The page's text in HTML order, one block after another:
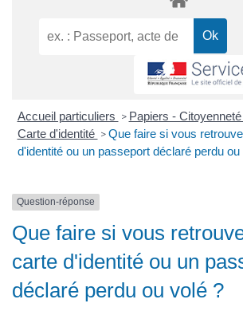
Accueil particuliers > Papiers -
Carte d'identité > Que faire si vous
d'identité ou un passeport déclaré perdu ou
Question-réponse
Que faire si vous
carte d'identité ou un
déclaré perdu ou volé ?